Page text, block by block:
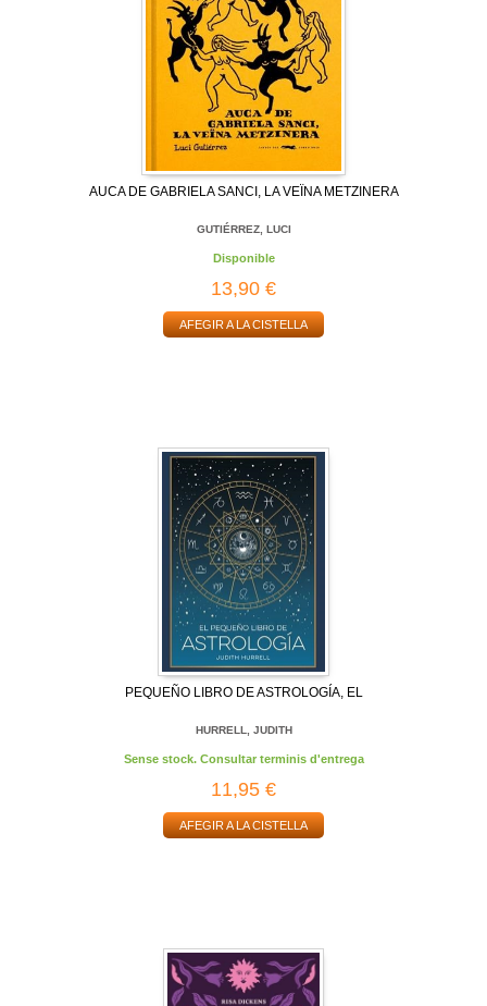
AUCA DE GABRIELA SANCI, LA VEÏNA METZINERA
GUTIÉRREZ, LUCI
Disponible
13,90 €
AFEGIR A LA CISTELLA
PEQUEÑO LIBRO DE ASTROLOGÍA, EL
HURRELL, JUDITH
Sense stock. Consultar terminis d'entrega
11,95 €
AFEGIR A LA CISTELLA